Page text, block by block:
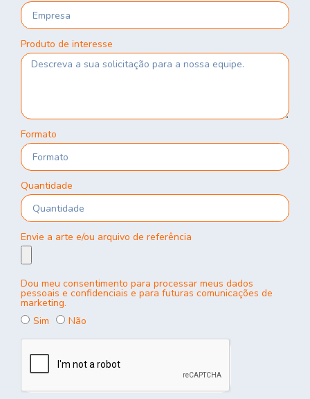
Produto de interesse
Formato
Quantidade
Envie a arte e/ou arquivo de referência
Dou meu consentimento para processar meus dados
pessoais e confidenciais e para futuras comunicações de
marketing.
Sim
Não